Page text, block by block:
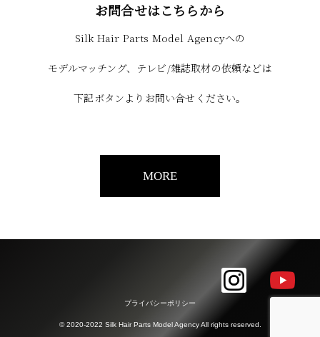
お問合せはこちらから
Silk Hair Parts Model Agencyへの
モデルマッチング、テレビ/雑誌取材の依頼などは
下記ボタンよりお問い合せください。
MORE
プライバシーポリシー
© 2020-2022 Silk Hair Parts Model Agency All rights reserved.